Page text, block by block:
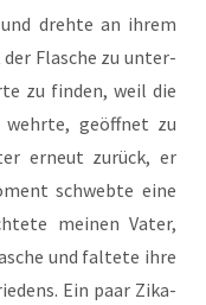
dreh­te an ihrem
der Fla­sche zu unter­
zu fin­den, weil die
wehr­te, geöff­net zu
erneut zurück, er
schweb­te eine
mei­nen Vater,
und fal­te­te ihre
Ein paar Zika­